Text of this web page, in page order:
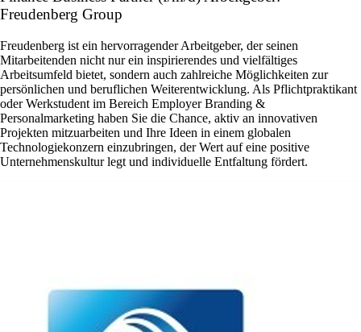
Freudenberg Group
Freudenberg ist ein hervorragender Arbeitgeber, der seinen
Mitarbeitenden nicht nur ein inspirierendes und vielfältiges
Arbeitsumfeld bietet, sondern auch zahlreiche Möglichkeiten zur
persönlichen und beruflichen Weiterentwicklung. Als Pflichtpraktikant
oder Werkstudent im Bereich Employer Branding &
Personalmarketing haben Sie die Chance, aktiv an innovativen
Projekten mitzuarbeiten und Ihre Ideen in einem globalen
Technologiekonzern einzubringen, der Wert auf eine positive
Unternehmenskultur legt und individuelle Entfaltung fördert.